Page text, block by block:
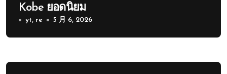
Kobe ยอดนิยม
yt, re 5 月 6, 2026